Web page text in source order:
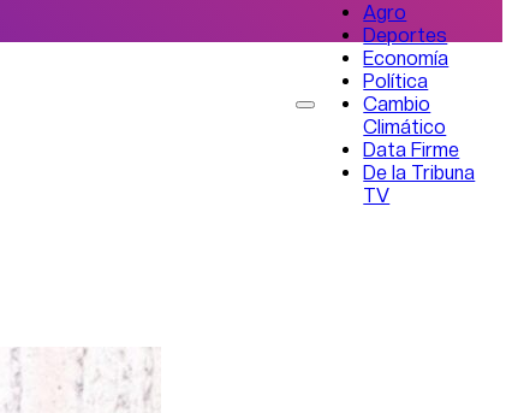
Agro
Deportes
Economía
Política
Cambio
Climático
Data Firme
De la Tribuna
TV